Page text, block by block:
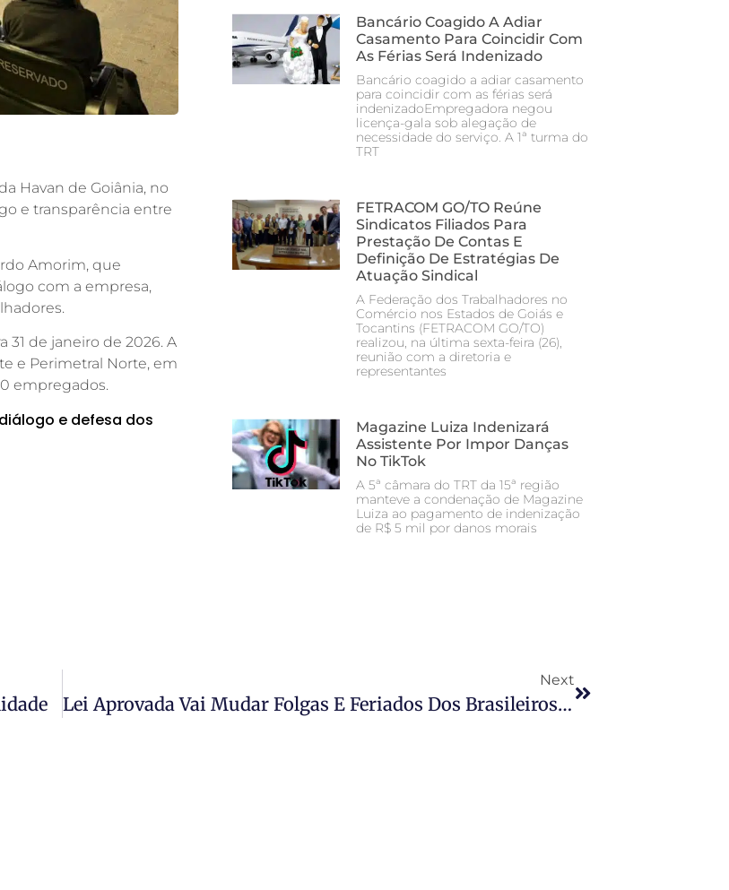
Havan de Goiânia, no
e transparência entre
Amorim, que
com a empresa,
31 de janeiro de 2026. A
e Perimetral Norte, em
empregados.
e defesa dos
Bancário Coagido A Adiar
Casamento Para Coincidir Com
As Férias Será Indenizado
Bancário coagido a adiar casamento
para coincidir com as férias será
indenizadoEmpregadora negou
licença-gala sob alegação de
necessidade do serviço. A 1ª turma do
TRT
FETRACOM GO/TO Reúne
Sindicatos Filiados Para
Prestação De Contas E
Definição De Estratégias De
Atuação Sindical
A Federação dos Trabalhadores no
Comércio nos Estados de Goiás e
Tocantins (FETRACOM GO/TO)
realizou, na última sexta-feira (26),
reunião com a diretoria e
representantes
Magazine Luiza Indenizará
Assistente Por Impor Danças
No TikTok
A 5ª câmara do TRT da 15ª região
manteve a condenação de Magazine
Luiza ao pagamento de indenização
de R$ 5 mil por danos morais
Next
Lei Aprovada Vai Mudar Folgas E Feriados Dos Brasileiros Neste Ramo De Trabalho